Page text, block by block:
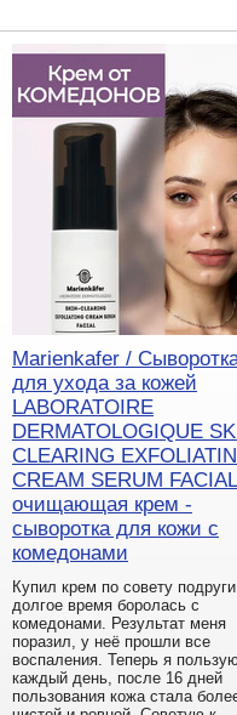
Marienkafer /
для ухода за кожей
LABORATOIRE
DERMATOLOGIQUE
CLEARING
CREAM SERUM FACIAL
очищающая крем -
сыворотка для кожи с
комедонами
Купил крем по совету
долгое время боролась с
комедонами. Результат меня
поразил, у неё прошли все
воспаления. Теперь я
каждый день, после 16 дней
пользования кожа стала